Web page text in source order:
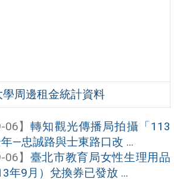
學周邊租金統計資料
】 轉知觀光傳播局拍攝「113
—忠誠路與士東路口改 ...
】 臺北市教育局女性生理用品
年9月）兌換券已發放 ...